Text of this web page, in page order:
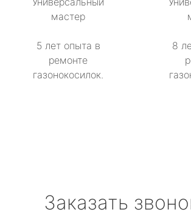
мастер
5 лет опыта в
ремонте
газонокосилок.
8
Заказать